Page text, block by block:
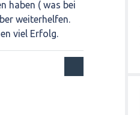
haben ( was bei
weiterhelfen.
viel Erfolg.